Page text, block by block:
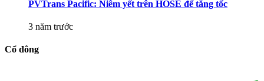
PVTrans Pacific: Niêm yết trên HOSE để tăng tốc
3 năm trước
Cổ đông